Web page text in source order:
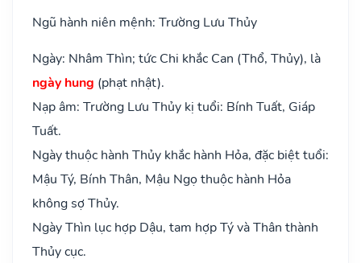
Ngũ hành niên mệnh: Trường Lưu Thủy
Ngày: Nhâm Thìn; tức Chi khắc Can (Thổ, Thủy), là
ngày hung (phạt nhật).
Nạp âm: Trường Lưu Thủy kị tuổi: Bính Tuất, Giáp
Tuất.
Ngày thuộc hành Thủy khắc hành Hỏa, đặc biệt tuổi:
Mậu Tý, Bính Thân, Mậu Ngọ thuộc hành Hỏa
không sợ Thủy.
Ngày Thìn lục hợp Dậu, tam hợp Tý và Thân thành
Thủy cục.